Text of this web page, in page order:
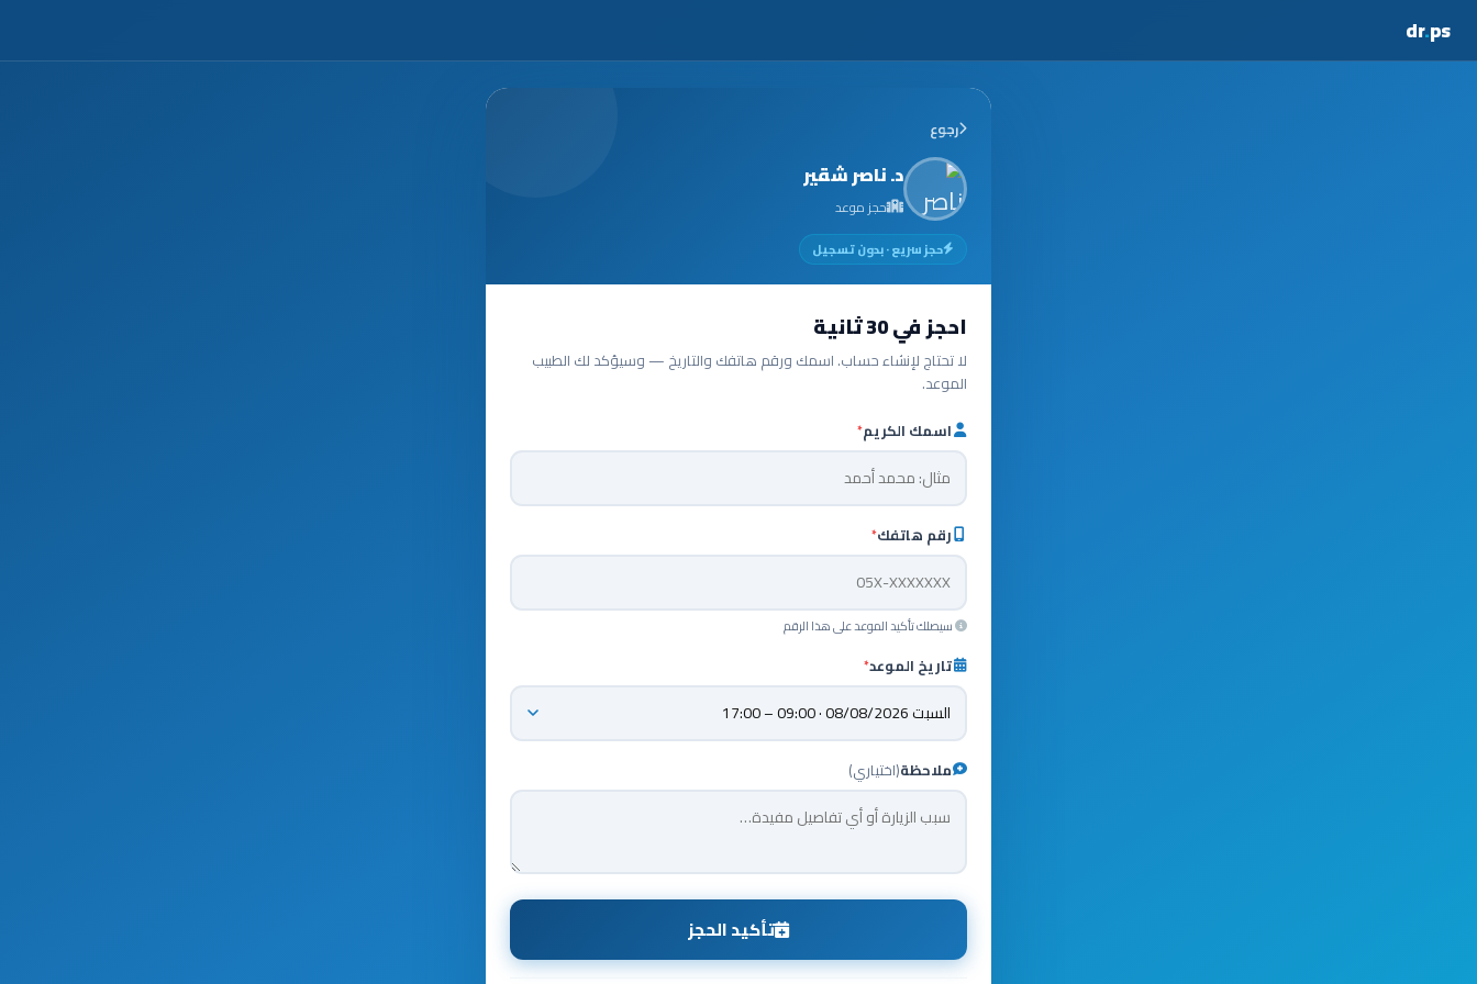
dr.ps
رجوع
د. ناصر شقير
حجز موعد
حجز سريع · بدون تسجيل
احجز في 30 ثانية
لا تحتاج لإنشاء حساب. اسمك ورقم هاتفك والتاريخ — وسيؤكد لك الطبيب
الموعد.
اسمك الكريم*
رقم هاتفك*
سيصلك تأكيد الموعد على هذا الرقم
تاريخ الموعد*
ملاحظة(اختياري)
تأكيد الحجز